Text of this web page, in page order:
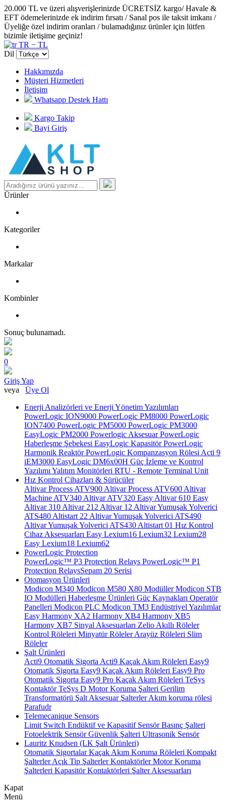
20.000 TL ve üzeri alışverişlerinizde ÜCRETSİZ kargo/ Havale &
EFT ödemelerinizde ek indirim fırsatı / Sanal pos ile taksit imkanı /
Üyeliğe özel indirim oranları / bulamadığınız ürünler için lütfen
bizimle iletişime geçiniz!
TR − TL
Dil
Hakkımızda
Müşteri Hizmetleri
İletişim
Whatsapp Destek Hattı
Kargo Takip
Bayi Giriş
Ürünler
Kategoriler
Markalar
Kombinler
Sonuç bulunamadı.
0
Giriş Yap
veya Üye Ol
Enerji Analizörleri ve Enerji Yönetim Yazılımları
PowerLogic ION9000 PowerLogic PM8000 PowerLogic
ION7400 PowerLogic PM5000 PowerLogic PM3000
EasyLogic PM2000 Powerlogic AksesuarPowerLogic
Haberleşme Şebekesi EasyLogic KapasitörPowerLogic
Harmonik ReaktörPowerLogic Kompanzasyon Rölesi Acti 9
iEM3000 EasyLogic DM6x00H Güç İzleme ve Kontrol
Yazılımı Yalıtım Monitörleri RTU - Remote Terminal Unit
Hız Kontrol Cihazları & Sürücüler
Altivar Process ATV900 Altivar Process ATV600 Altivar
Machine ATV340 Altivar ATV320 Easy Altivar 610 Easy
Altivar 310 Altivar 212 Altivar 12 Altivar Yumuşak Yolverici
ATS480 Altistart 22 Altivar Yumuşak Yolverici ATS490
Altivar Yumuşak Yolverici ATS430 Altistart 01 Hız Kontrol
Cihaz Aksesuarları Easy Lexium16 Lexium32 Lexium28
Easy Lexium18 Lexium62
PowerLogic Protection
PowerLogic™ P3 Protection Relays PowerLogic™ P1
Protection Relays​Sepam 20 Serisi
Otomasyon Ürünleri
Modicon M340 Modicon M580 X80 ModüllerModicon STB
IO Modülleri Haberleşme Ürünleri Güç Kaynakları Operatör
Panelleri Modicon PLC Modicon TM3 Endüstriyel Yazılımlar
Easy Harmony XA2 Harmony XB4 Harmony XB5
Harmony XB7 Sinyal Aksesuarları Zelio Akıllı Röleler
Kontrol Röleleri Minyatür RölelerArayüz Röleleri Slim
Röleler
Şalt Ürünleri
Acti9 Otomatik Sigorta Acti9 Kaçak Akım Röleleri Easy9
Otomatik Sigorta Easy9 Kaçak Akım Röleleri Easy9 Pro
Otomatik Sigorta Easy9 Pro Kaçak Akım Röleleri TeSys
KontaktörTeSys D Motor Koruma Şalteri Gerilim
Transformatörü Şalt Aksesuar ŞalterlerAkım koruma rölesi
Parafudr
Telemecanique Sensors
Limit Switch Endüktif ve Kapasitif SensörBasınç Şalteri
Fotoelektrik SensörGüvenlik Şalteri Ultrasonik Sensör
Lauritz Knudsen (LK Şalt Ürünleri)
Otomatik SigortalarKaçak Akım Koruma Röleleri Kompakt
ŞalterlerAçık Tip ŞalterlerKontaktörlerMotor Koruma
Şalterleri Kapasitör Kontaktörleri Şalter Aksesuarları
Kapat
Menü